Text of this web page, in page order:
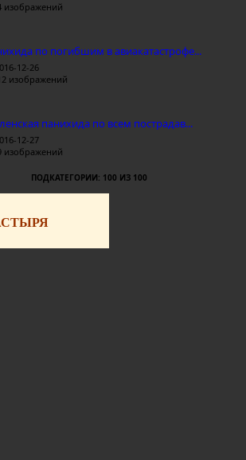
изображений
по погибшим в авиакатастрофе...
12-26
изображений
панихида по всем пострадав...
12-27
изображений
ПОДКАТЕГОРИИ: 100 ИЗ 100